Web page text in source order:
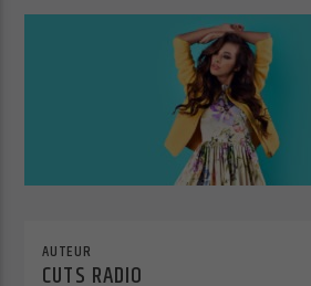
Cuts Radio
Cuts Hip Hop R&B
AUTEUR
CUTS RADIO